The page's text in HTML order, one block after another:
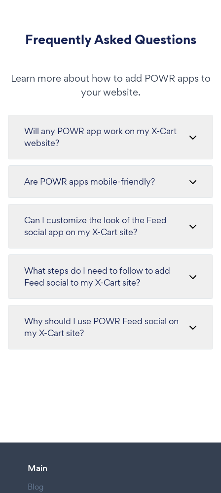
Frequently Asked Questions
Learn more about how to add POWR apps to
your website.
Will any POWR app work on my X-Cart
website?
Are POWR apps mobile-friendly?
Can I customize the look of the Feed
social app on my X-Cart site?
What steps do I need to follow to add
Feed social to my X-Cart site?
Why should I use POWR Feed social on
my X-Cart site?
Main
Blog